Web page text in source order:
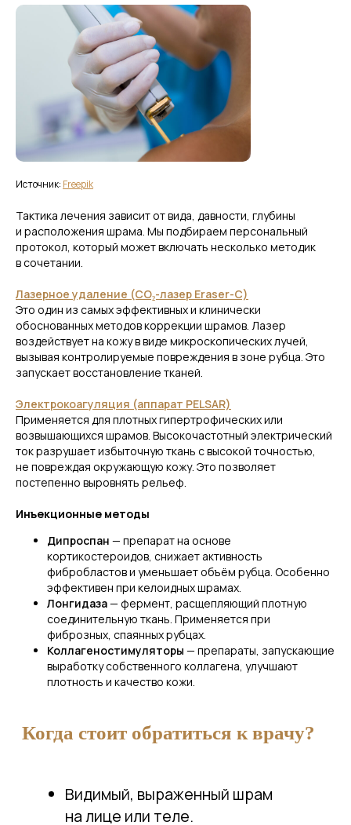
Источник: Freepik
Тактика лечения зависит от вида, давности, глубины
и расположения шрама. Мы подбираем персональный
протокол, который может включать несколько методик
в сочетании.
Лазерное удаление (CO₂-лазер Eraser-С)
Это один из самых эффективных и клинически
обоснованных методов коррекции шрамов. Лазер
воздействует на кожу в виде микроскопических лучей,
вызывая контролируемые повреждения в зоне рубца. Это
запускает восстановление тканей.
Электрокоагуляция (аппарат PELSAR)
Применяется для плотных гипертрофических или
возвышающихся шрамов. Высокочастотный электрический
ток разрушает избыточную ткань с высокой точностью,
не повреждая окружающую кожу. Это позволяет
постепенно выровнять рельеф.
Инъекционные методы
Дипроспан — препарат на основе
кортикостероидов, снижает активность
фибробластов и уменьшает объём рубца. Особенно
эффективен при келоидных шрамах.
Лонгидаза— фермент, расщепляющий плотную
соединительную ткань. Применяется при
фиброзных, спаянных рубцах.
Коллагеностимуляторы — препараты, запускающие
выработку собственного коллагена, улучшают
плотность и качество кожи.
Неравномерный рельеф кожи.
В каких случаях процедура не
проводится?
Острые воспалительные процессы
кожи.
Активный герпес.
Нарушения свёртываемости крови.
(по решению врача).